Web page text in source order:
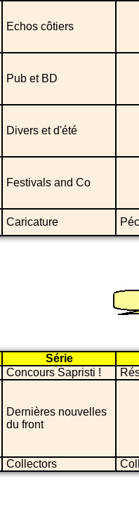
Echos côtiers
Pub et BD
Divers et d'été
Festivals and Co
Caricature
Série
Concours Sapristi !
Dernières nouvelles
du front
Collectors